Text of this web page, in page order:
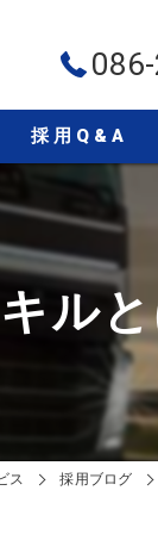
採用Q&A
ル
ス 採用ブログ